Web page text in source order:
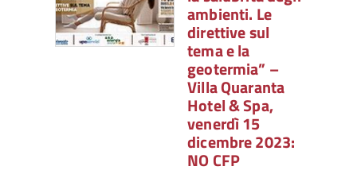
ambienti. Le
direttive sul
tema e la
geotermia” –
Villa Quaranta
Hotel & Spa,
venerdì 15
dicembre 2023:
NO CFP